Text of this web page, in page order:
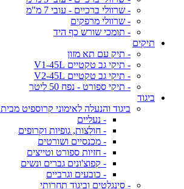
- שרוולי ברכיים - עובי 7 מ"מ
- שרוולי מרפקים
- תומכי שורש כף היד
תיקים
- תיק עם תא מזון
- תיקי גב טקטיים V1-45L
- תיקי גב טקטיים V2-45L
- תיקי ספורט - נפח 50 ליטר
ביגוד
ביגוד והנעלה לאימוני קרוספיט מבית Velites
- נעליים
- חולצות, גופיות וקרופים
- מכנסיים ושורטים
- חזיות ספורט וטייצים
- קפוצ'ונים גברים ונשים
- כובעים וגרביים
- סינגלטים וביגוד תחרותי